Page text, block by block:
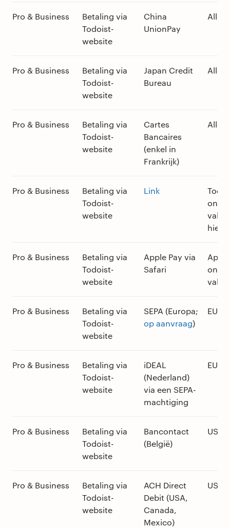
Pro & Business
Betaling via
Todoist-
website
China
UnionPay
Alle
Pro & Business
Betaling via
Todoist-
website
Japan Credit
Bureau
Alle
Pro & Business
Betaling via
Todoist-
website
Cartes
Bancaires
(enkel in
Frankrijk)
Alle
Pro & Business
Betaling via
Todoist-
website
Link
Pro & Business
Betaling via
Todoist-
website
Apple Pay via
Safari
App
Pro & Business
Betaling via
Todoist-
website
SEPA (Europa;
op aanvraag)
EUR
Pro & Business
Betaling via
Todoist-
website
iDEAL
(Nederland)
via een SEPA-
machtiging
EUR
Pro & Business
Betaling via
Todoist-
website
Bancontact
(België)
USD
Pro & Business
Betaling via
Todoist-
website
ACH Direct
Debit (USA,
Canada,
Mexico)
USD